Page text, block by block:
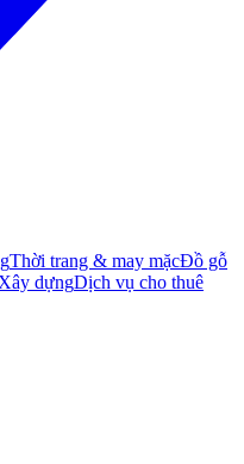
Thời trang & may mặcĐồ gỗ
Xây dựngDịch vụ cho thuê